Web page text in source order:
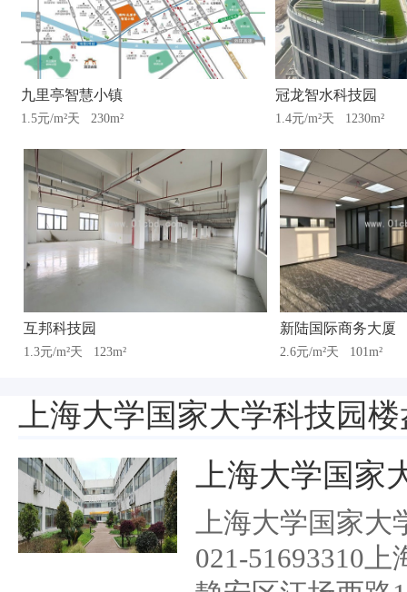
九里亭智慧小镇
1.5元/m²天 230m²
冠龙智水科技园
1.4元/m²天 1230m²
互邦科技园
1.3元/m²天 123m²
新陆国际商务大厦
2.6元/m²天 101m²
上海大学国家大学科技园
上海大学国家
上海大学国家大
021-51693310